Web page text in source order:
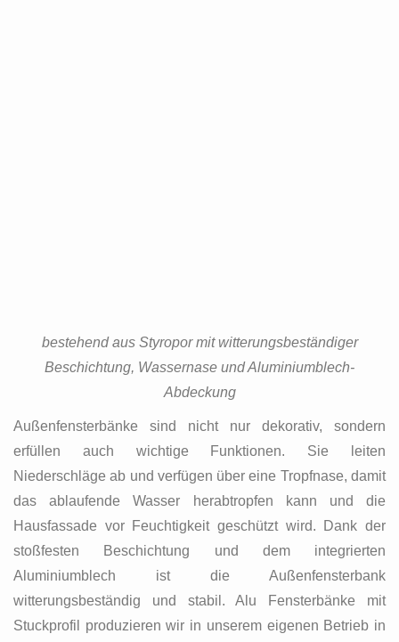
bestehend aus Styropor mit witterungsbeständiger
Beschichtung, Wassernase und Aluminiumblech-
Abdeckung
Außenfensterbänke sind nicht nur dekorativ, sondern
erfüllen auch wichtige Funktionen. Sie leiten
Niederschläge ab und verfügen über eine Tropfnase, damit
das ablaufende Wasser herabtropfen kann und die
Hausfassade vor Feuchtigkeit geschützt wird. Dank der
stoßfesten Beschichtung und dem integrierten
Aluminiumblech ist die Außenfensterbank
witterungsbeständig und stabil. Alu Fensterbänke mit
Stuckprofil produzieren wir in unserem eigenen Betrieb in